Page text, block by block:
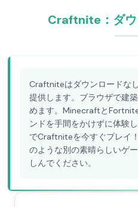
Craftnite：ダウ
Craftniteはダウンロードな
提供します。ブラウザで建
めます。Minecraftと
ンドを手間をかけずに体験
でCraftniteを今すぐプレイ
のような別の素晴らしいゲ
しんでください。